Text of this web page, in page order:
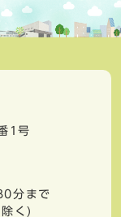
1号
分まで
く)